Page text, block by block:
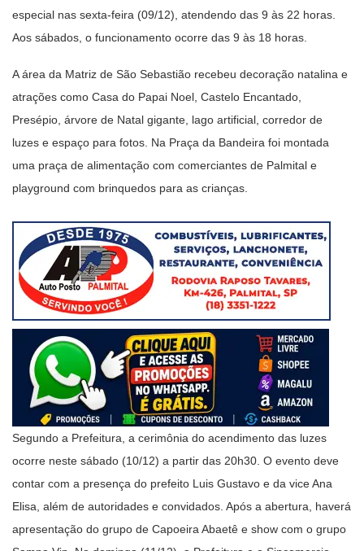
especial nas sexta-feira (09/12), atendendo das 9 às 22 horas.
Aos sábados, o funcionamento ocorre das 9 às 18 horas.
A área da Matriz de São Sebastião recebeu decoração natalina e
atrações como Casa do Papai Noel, Castelo Encantado,
Presépio, árvore de Natal gigante, lago artificial, corredor de
luzes e espaço para fotos. Na Praça da Bandeira foi montada
uma praça de alimentação com comerciantes de Palmital e
playground com brinquedos para as crianças.
Segundo a Prefeitura, a cerimônia do acendimento das luzes
ocorre neste sábado (10/12) a partir das 20h30. O evento deve
contar com a presença do prefeito Luis Gustavo e da vice Ana
Elisa, além de autoridades e convidados. Após a abertura, haverá
apresentação do grupo de Capoeira Abaetê e show com o grupo